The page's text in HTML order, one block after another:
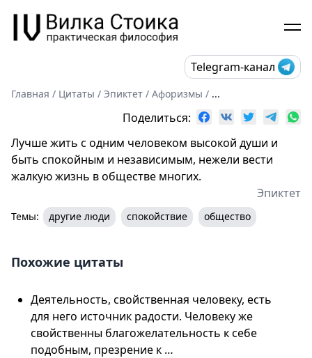
Telegram-канал
Главная / Цитаты / Эпиктет / Афоризмы / ...
Поделиться:
Лучше жить с одним человеком высокой души и
быть спокойным и независимым, нежели вести
жалкую жизнь в обществе многих.
Эпиктет
Темы: другие люди спокойствие общество
Похожие цитаты
Деятельность, свойственная человеку, есть
для него источник радости. Человеку же
свойственны благожелательность к себе
подобным, презрение к …